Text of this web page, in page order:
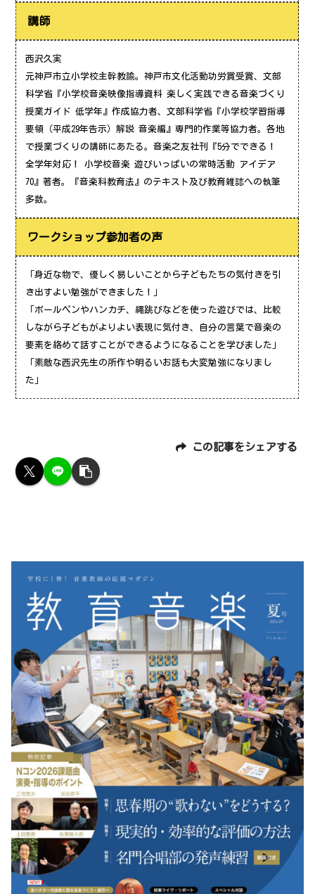
講師
西沢久実
元神戸市立小学校主幹教諭。神戸市文化活動功労賞受賞、文部
科学省『小学校音楽映像指導資料 楽しく実践できる音楽づくり
授業ガイド 低学年』作成協力者、文部科学省『小学校学習指導
要領（平成29年告示）解説 音楽編』専門的作業等協力者。各地
で授業づくりの講師にあたる。音楽之友社刊『5分でできる！
全学年対応！ 小学校音楽 遊びいっぱいの常時活動 アイデア
70』著者。『音楽科教育法』のテキスト及び教育雑誌への執筆
多数。
ワークショップ参加者の声
「身近な物で、優しく易しいことから子どもたちの気付きを引
き出すよい勉強ができました！」
「ボールペンやハンカチ、縄跳びなどを使った遊びでは、比較
しながら子どもがよりよい表現に気付き、自分の言葉で音楽の
要素を絡めて話すことができるようになることを学びました」
「素敵な西沢先生の所作や明るいお話も大変勉強になりまし
た」
この記事をシェアする